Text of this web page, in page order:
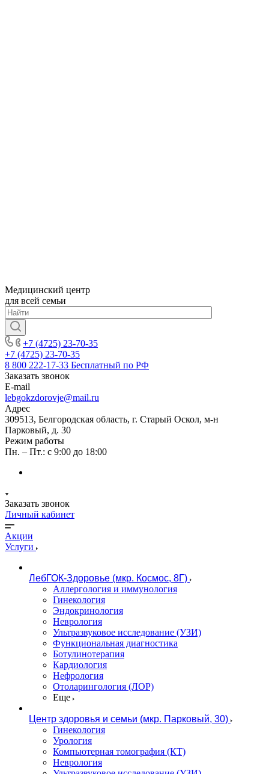
Медицинский центр
для всей семьи
+7 (4725) 23-70-35
+7 (4725) 23-70-35
8 800 222-17-33 Бесплатный по РФ
Заказать звонок
E-mail
lebgokzdorovje@mail.ru
Адрес
309513, Белгородская область, г. Старый Оскол, м-н
Парковый, д. 30
Режим работы
Пн. – Пт.: с 9:00 до 18:00
Заказать звонок
Личный кабинет
Акции
Услуги
ЛебГОК-Здоровье (мкр. Космос, 8Г)
Аллергология и иммунология
Гинекология
Эндокринология
Неврология
Ультразвуковое исследование (УЗИ)
Функциональная диагностика
Ботулинотерапия
Кардиология
Нефрология
Отоларингология (ЛОР)
Еще
Центр здоровья и семьи (мкр. Парковый, 30)
Гинекология
Урология
Компьютерная томография (КТ)
Неврология